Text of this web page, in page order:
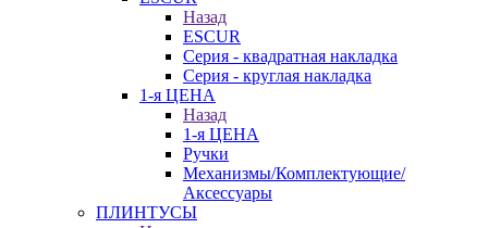
Назад
ESCUR
Серия - квадратная накладка
Серия - круглая накладка
1-я ЦЕНА
Назад
1-я ЦЕНА
Ручки
Механизмы/Комплектующие/
Аксессуары
ПЛИНТУСЫ